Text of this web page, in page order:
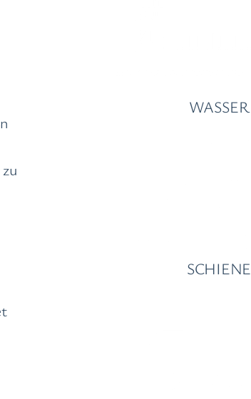
WASSER
SCHIENE